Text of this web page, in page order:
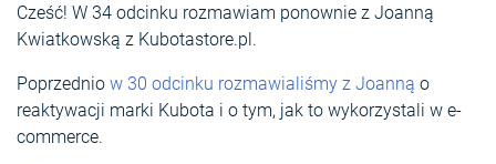
Cześć! W 34 odcinku rozmawiam ponownie z Joanną
Kwiatkowską z Kubotastore.pl.
Poprzednio w 30 odcinku rozmawialiśmy z Joanną o
reaktywacji marki Kubota i o tym, jak to wykorzystali w e-
commerce.